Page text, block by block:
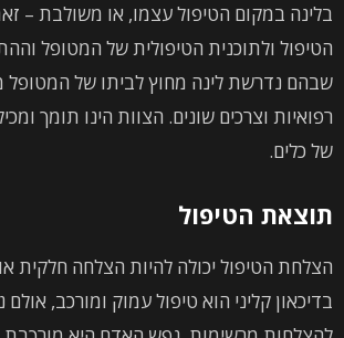
בלינה במקום הטיפול עצמו, או משולבת –
הטיפול ולתוכנית הטיפולית של המטופל
שבהם נדרשת לינה מחוץ לביתו של המטופל
רפואיות וצרכים שונים. הצוות הינו תומך
של כלים.
תוצאת הטיפול
הצלחת הטיפול יכולה להיות הצלחה חלקית
בדיכאון קליני הוא טיפול עמוק ומורכב, אולם